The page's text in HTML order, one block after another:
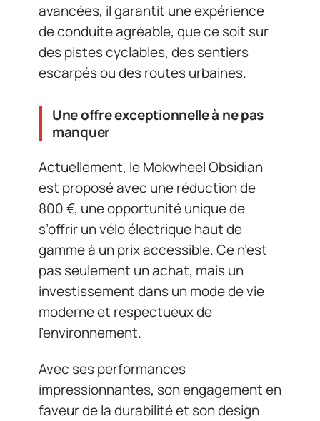
avancées, il garantit une expérience
de conduite agréable, que ce soit sur
des pistes cyclables, des sentiers
escarpés ou des routes urbaines.
Une offre exceptionnelle à ne pas
manquer
Actuellement, le Mokwheel Obsidian
est proposé avec une réduction de
800 €, une opportunité unique de
s’offrir un vélo électrique haut de
gamme à un prix accessible. Ce n’est
pas seulement un achat, mais un
investissement dans un mode de vie
moderne et respectueux de
l’environnement.
Avec ses performances
impressionnantes, son engagement en
faveur de la durabilité et son design